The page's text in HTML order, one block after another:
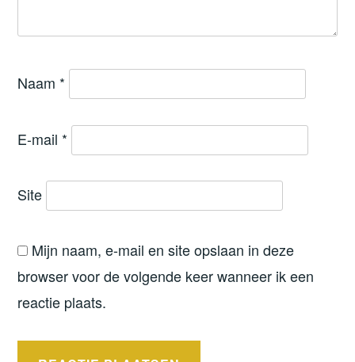
Naam *
E-mail *
Site
Mijn naam, e-mail en site opslaan in deze
browser voor de volgende keer wanneer ik een
reactie plaats.